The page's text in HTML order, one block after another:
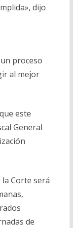
dijo
proceso
al mejor
este
General
Corte será
de